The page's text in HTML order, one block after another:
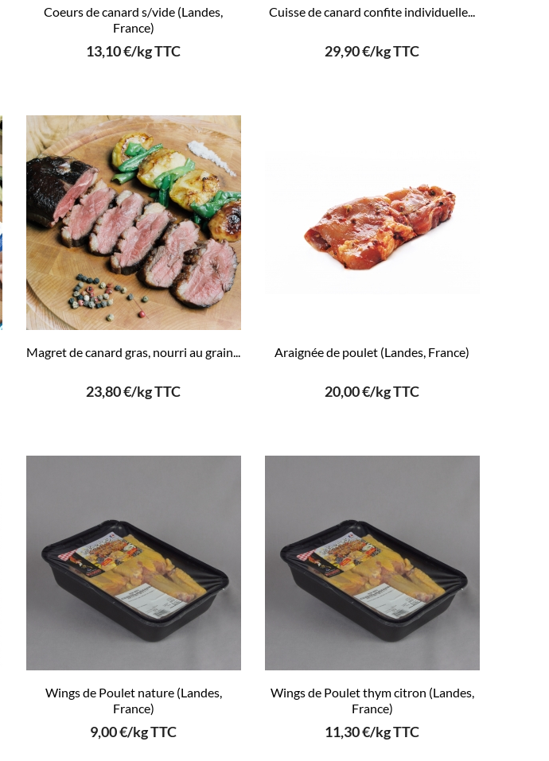
Coeurs de canard s/vide (Landes,
France)
13,10 €/kg TTC
Cuisse de canard confite individuelle...
29,90 €/kg TTC
Magret de canard gras, nourri au grain...
23,80 €/kg TTC
Araignée de poulet (Landes, France)
20,00 €/kg TTC
Wings de Poulet nature (Landes,
France)
9,00 €/kg TTC
Wings de Poulet thym citron (Landes,
France)
11,30 €/kg TTC